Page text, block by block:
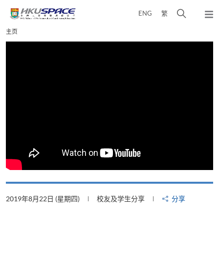
content
ENG 繁
弹
Main
content
主页
2019年8月22日 (星期四) 校友及学生分享 分享